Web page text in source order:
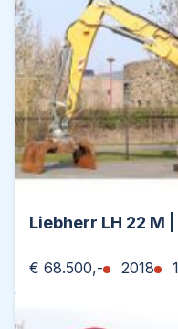
Liebherr LH 22 M |
€ 68.500,- 2018